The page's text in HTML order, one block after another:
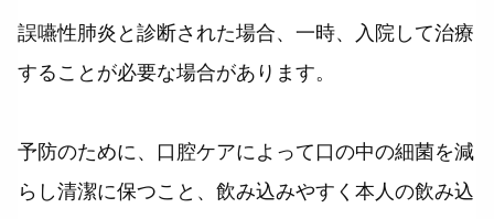
誤嚥性肺炎と診断された場合、一時、入院して治療
することが必要な場合があります。
予防のために、口腔ケアによって口の中の細菌を減
らし清潔に保つこと、飲み込みやすく本人の飲み込